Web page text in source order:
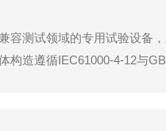
容测试领域的专用试验设备
构造遵循IEC61000-4-12与